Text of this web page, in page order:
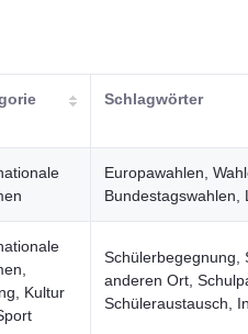
Schlagwörter
Europawahlen,
Bundestagswahlen,
Kultur
Schülerbegegnung,
anderen Ort,
Schüleraustausch,